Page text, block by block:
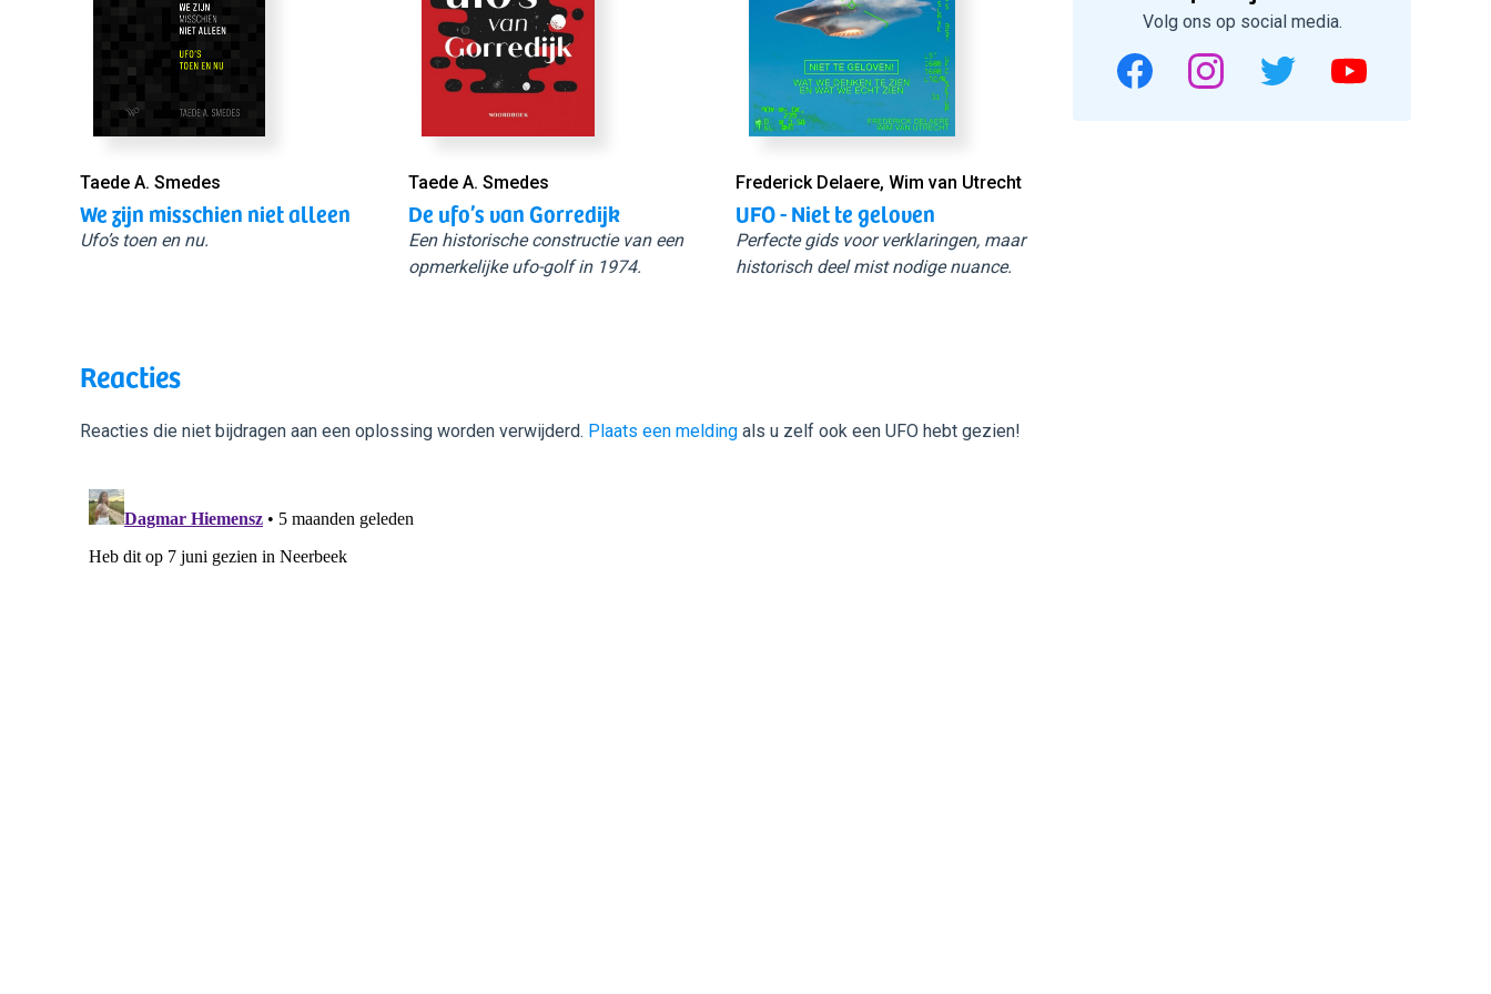
Taede A. Smedes
We zijn misschien niet alleen
Ufo’s toen en nu.
Taede A. Smedes
De ufo’s van Gorredijk
Een historische constructie van een
opmerkelijke ufo-golf in 1974.
Frederick Delaere, Wim van Utrecht
UFO - Niet te geloven
Perfecte gids voor verklaringen, maar
historisch deel mist nodige nuance.
Reacties
Reacties die niet bijdragen aan een oplossing worden verwijderd. Plaats een melding als u zelf ook een UFO hebt gezien!
Volg ons op social media.